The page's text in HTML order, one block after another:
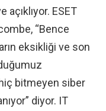
açıklıyor. ESET
“Bence
eksikliği ve son
hiç bitmeyen siber
diyor. IT